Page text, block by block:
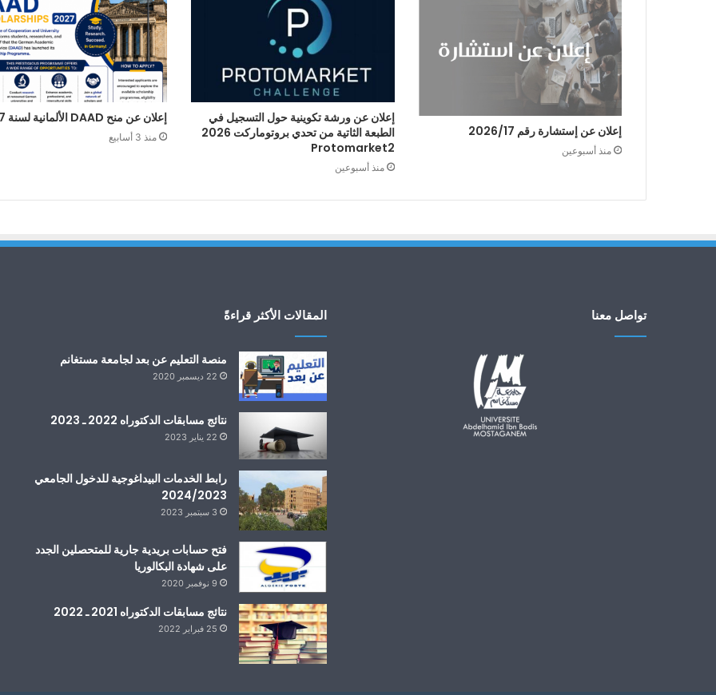
إعلان عن إستشارة رقم 2026/17
منذ أسبوعين
إعلان عن ورشة تكوينية حول التسجيل في
الطبعة الثاتية من تحدي بروتوماركت 2026
Protomarket2
منذ أسبوعين
إعلان عن منح DAAD الألمانية لسنة 2027
منذ 3 أسابيع
تواصل معنا المقالات الأكثر قراءةً
منصة التعليم عن بعد لجامعة مستغانم
22 ديسمبر 2020
نتائج مسابقات الدكتوراه 2022 ـ 2023
22 يناير 2023
رابط الخدمات البيداغوجية للدخول الجامعي
2024/2023
3 سبتمبر 2023
فتح حسابات بريدية جارية للمتحصلين الجدد
على شهادة البكالوريا
9 نوفمبر 2020
نتائج مسابقات الدكتوراه 2021 ـ 2022
25 فبراير 2022